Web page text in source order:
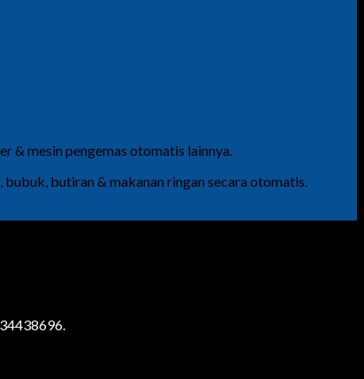
& mesin pengemas otomatis lainnya.
butiran & makanan ringan secara otomatis.